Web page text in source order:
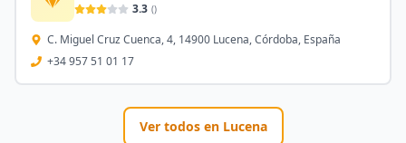
3.3 ()
C. Miguel Cruz Cuenca, 4, 14900 Lucena, Córdoba, España
+34 957 51 01 17
Ver todos en Lucena